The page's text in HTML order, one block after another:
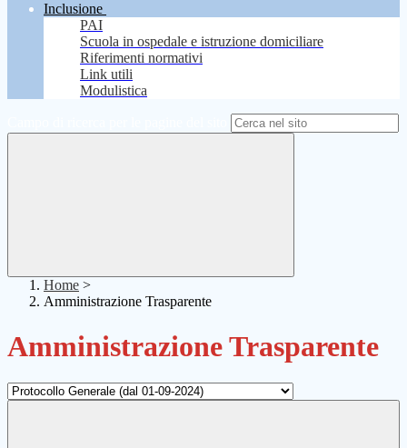
Inclusione
PAI
Scuola in ospedale e istruzione domiciliare
Riferimenti normativi
Link utili
Modulistica
Home >
Amministrazione Trasparente
Amministrazione Trasparente